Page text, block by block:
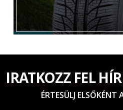
IRATKOZZ FEL
ÉRTESÜLJ ELSŐKÉNT